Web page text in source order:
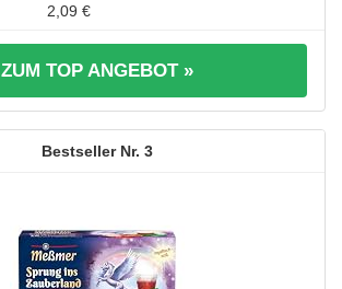
2,09 €
ZUM TOP ANGEBOT »
3